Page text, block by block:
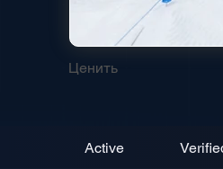
Ценить
Active